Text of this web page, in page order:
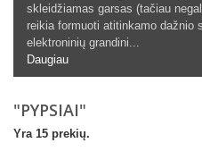
skleidžiamas garsas (tačiau
reikia formuoti atitinkamo dažnio
elektroninių grandini...
Daugiau
"PYPSIAI"
Yra 15 prekių.